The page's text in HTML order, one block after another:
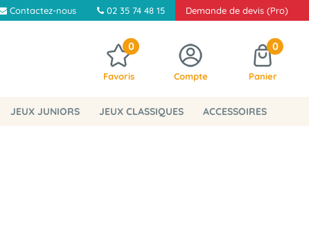
Contactez-nous 02 35 74 48 15 Demande de devis (Pro)
0
Favoris Compte
0
Panier
JEUX JUNIORS JEUX CLASSIQUES ACCESSOIRES